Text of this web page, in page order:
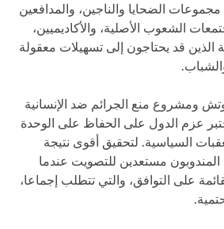
الضحايا والناجين، والمدافعين
الشعوب الأصلية، والأكاديميين،
الذين قد يحتاجون إلى تسهيلات معقولة
ومشروع منع الجرائم ضد الإنسانية
عزم الدول على الحفاظ على الوحدة
السياسية. لتحقيق أقوى نتيجة
مستعدين للتصويت عندما
على التوافق، والتي تتطلب إجماعا،